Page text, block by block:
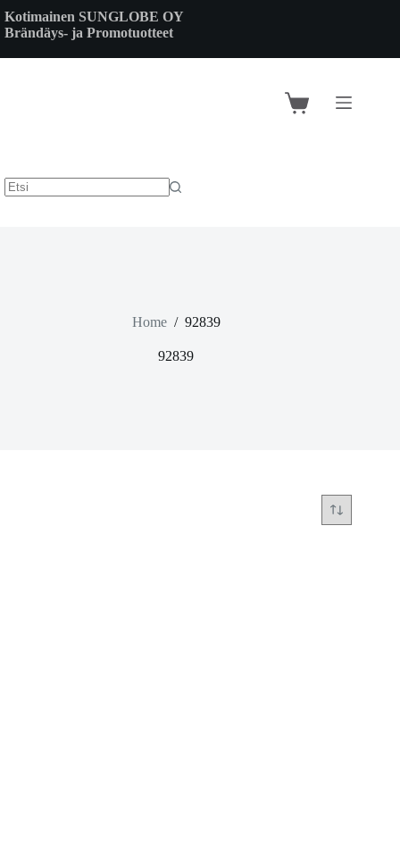
to
content
Kotimainen SUNGLOBE OY
Brändäys- ja Promotuotteet
Shopping
Home / 92839
92839